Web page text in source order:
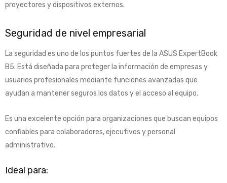
proyectores y dispositivos externos.
Seguridad de nivel empresarial
La seguridad es uno de los puntos fuertes de la ASUS ExpertBook
B5. Está diseñada para proteger la información de empresas y
usuarios profesionales mediante funciones avanzadas que
ayudan a mantener seguros los datos y el acceso al equipo.
Es una excelente opción para organizaciones que buscan equipos
confiables para colaboradores, ejecutivos y personal
administrativo.
Ideal para: